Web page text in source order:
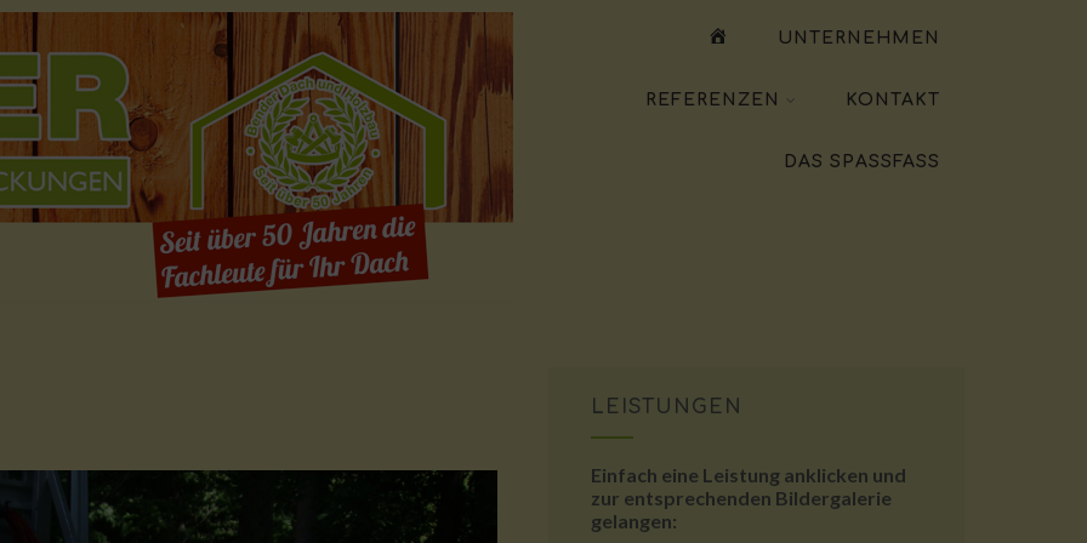
WILLKOMMEN
UNTERNEHMEN
REFERENZEN KONTAKT
DAS SPASSFASS
LEISTUNGEN
Einfach eine Leistung anklicken und
zur entsprechenden Bildergalerie
gelangen: